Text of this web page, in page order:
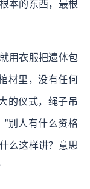
本的东西，最根
用衣服把遗体包
材里，没有任何
的仪式，绳子吊
”别人有什么资格
么这样讲？意思